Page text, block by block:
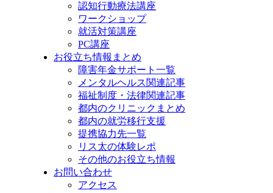
認知行動療法講座
ワークショップ
就活対策講座
PC講座
お役立ち情報まとめ
障害年金サポート一覧
メンタルヘルス関連記事
福祉制度・法律関連記事
都内のクリニックまとめ
都内の就労移行支援
提携協力先一覧
リス太の体験レポ
その他のお役立ち情報
お問い合わせ
アクセス